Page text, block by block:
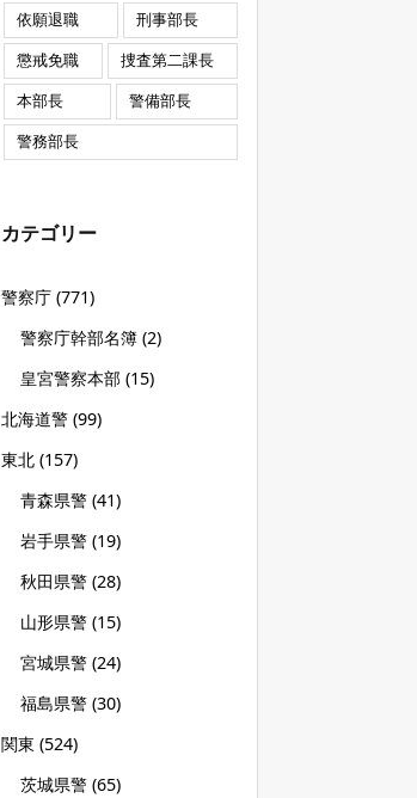
依願退職
刑事部長
懲戒免職
捜査第二課長
本部長
警備部長
警務部長
カテゴリー
警察庁 (771)
警察庁幹部名簿 (2)
皇宮警察本部 (15)
北海道警 (99)
東北 (157)
青森県警 (41)
岩手県警 (19)
秋田県警 (28)
山形県警 (15)
宮城県警 (24)
福島県警 (30)
関東 (524)
茨城県警 (65)